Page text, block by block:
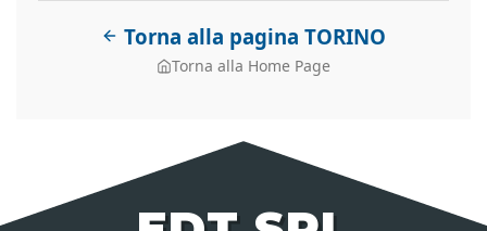
Torna alla pagina TORINO
Torna alla Home Page